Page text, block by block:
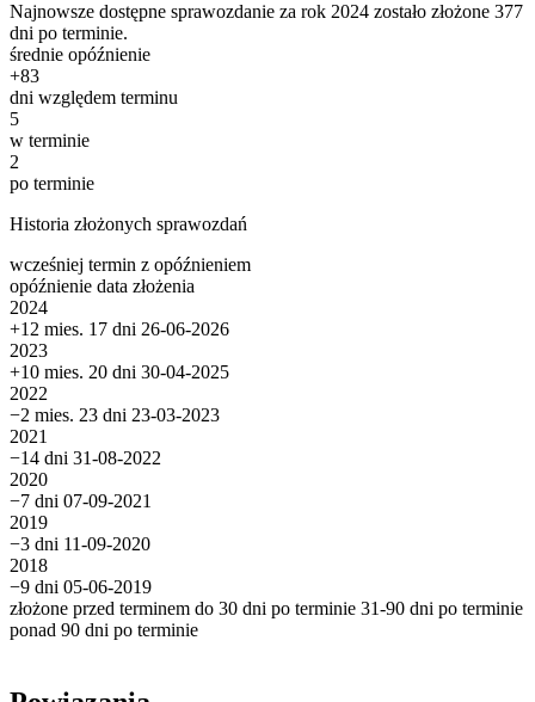
Najnowsze dostępne sprawozdanie za rok 2024 zostało złożone 377
dni po terminie.
średnie opóźnienie
+83
dni względem terminu
5
w terminie
2
po terminie
Historia złożonych sprawozdań
wcześniej termin z opóźnieniem
opóźnienie data złożenia
2024
+12 mies. 17 dni 26-06-2026
2023
+10 mies. 20 dni 30-04-2025
2022
−2 mies. 23 dni 23-03-2023
2021
−14 dni 31-08-2022
2020
−7 dni 07-09-2021
2019
−3 dni 11-09-2020
2018
−9 dni 05-06-2019
złożone przed terminem do 30 dni po terminie 31-90 dni po terminie
ponad 90 dni po terminie